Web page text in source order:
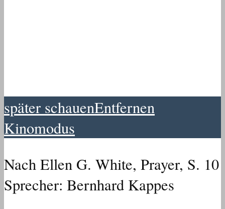
später schauenEntfernen
Kinomodus
Nach Ellen G. White, Prayer, S. 10
Sprecher: Bernhard Kappes